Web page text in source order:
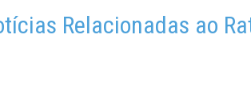
Relacionadas ao